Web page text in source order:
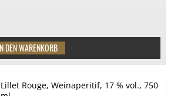
Lillet Rouge, Weinaperitif, 17 % vol., 750